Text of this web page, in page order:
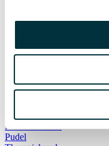
Strand
Transportbox
Deutscher Schäferhund
Leonberger
Malteser
Neufundländer
Pudel